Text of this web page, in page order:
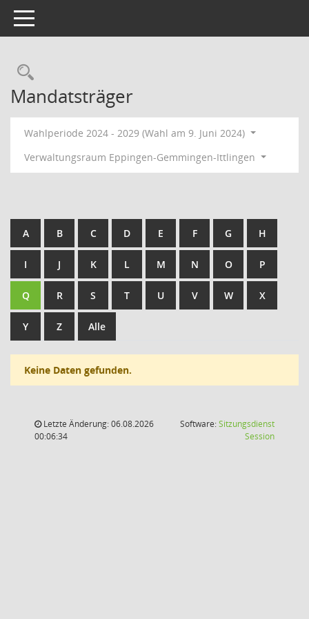
Toggle navigation
Rechercheauswahl
Mandatsträger
Wahlperiode 2024 - 2029 (Wahl am 9. Juni 2024)
Verwaltungsraum Eppingen-Gemmingen-Ittlingen
A B C D E F G H
I J K L M N O P
Q R S T U V W X
Y Z Alle
Keine Daten gefunden.
Letzte Änderung: 06.08.2026
00:06:34
Software:Sitzungsdienst
Session(Wird in